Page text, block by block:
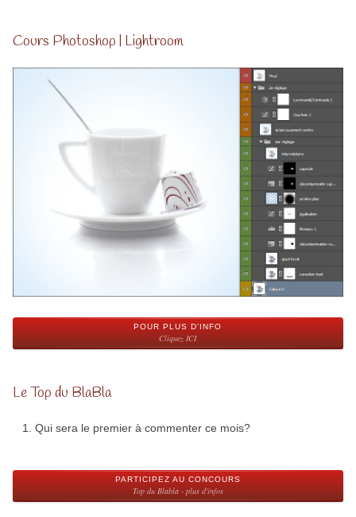
Cours Photoshop | Lightroom
POUR PLUS D'INFO
Cliquez ICI
Le Top du BlaBla
Qui sera le premier à commenter ce mois?
PARTICIPEZ AU CONCOURS
Top du Blabla - plus d'infos